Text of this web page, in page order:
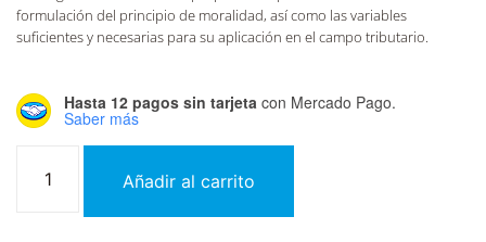
formulación del principio de moralidad, así como las variables
suficientes y necesarias para su aplicación en el campo tributario.
Hasta 12 pagos sin tarjeta con Mercado Pago.
Saber más
Añadir al carrito